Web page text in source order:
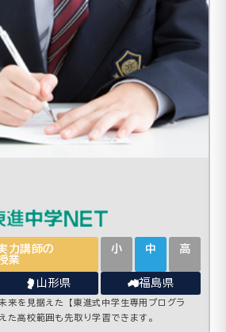
力講師の
業
小 中 高
山形県 福島県
来を見据えた【東進式中学生専用プログラ
た高校範囲も先取り学習できます。